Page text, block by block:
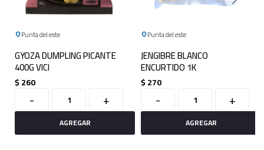
Punta del este
GYOZA DUMPLING PICANTE
400G VICI
$260
- +
Punta del este
JENGIBRE BLANCO
ENCURTIDO 1K
$270
- +